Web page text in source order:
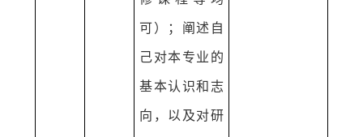
可）；阐述自
己对本专业的
基本认识和志
向，以及对研